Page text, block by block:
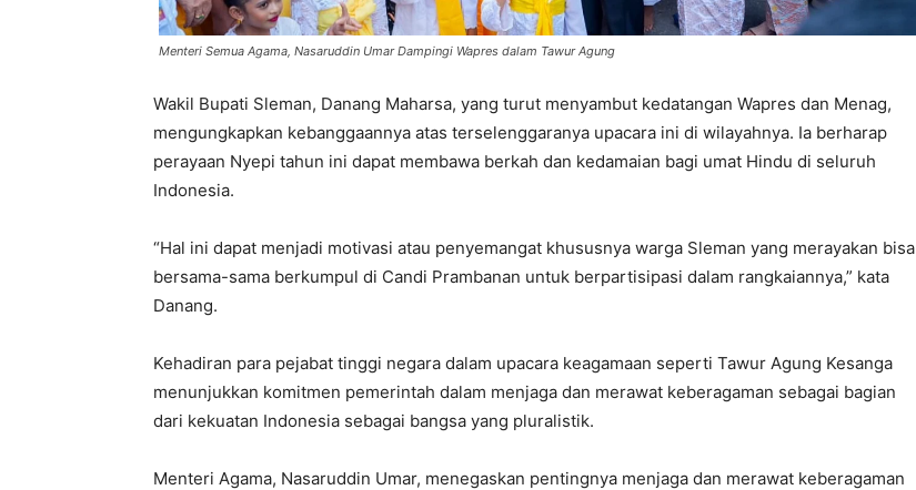
Menteri Semua Agama, Nasaruddin Umar Dampingi Wapres dalam Tawur Agung
Wakil Bupati Sleman, Danang Maharsa, yang turut menyambut kedatangan Wapres dan Menag,
mengungkapkan kebanggaannya atas terselenggaranya upacara ini di wilayahnya. Ia berharap
perayaan Nyepi tahun ini dapat membawa berkah dan kedamaian bagi umat Hindu di seluruh
Indonesia.
“Hal ini dapat menjadi motivasi atau penyemangat khususnya warga Sleman yang merayakan bisa
bersama-sama berkumpul di Candi Prambanan untuk berpartisipasi dalam rangkaiannya,” kata
Danang.
Kehadiran para pejabat tinggi negara dalam upacara keagamaan seperti Tawur Agung Kesanga
menunjukkan komitmen pemerintah dalam menjaga dan merawat keberagaman sebagai bagian
dari kekuatan Indonesia sebagai bangsa yang pluralistik.
Menteri Agama, Nasaruddin Umar, menegaskan pentingnya menjaga dan merawat keberagaman